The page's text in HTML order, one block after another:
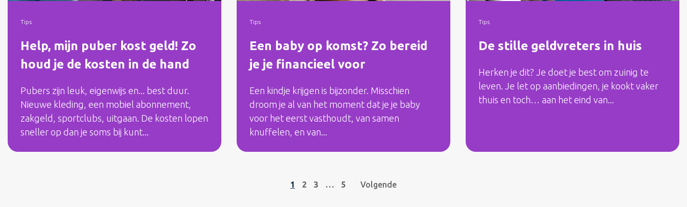
Tips
Help, mijn puber kost geld! Zo
houd je de kosten in de hand
Pubers zijn leuk, eigenwijs en... best duur.
Nieuwe kleding, een mobiel abonnement,
zakgeld, sportclubs, uitgaan. De kosten lopen
sneller op dan je soms bij kunt...
Tips
Een baby op komst? Zo bereid
je je financieel voor
Een kindje krijgen is bijzonder. Misschien
droom je al van het moment dat je je baby
voor het eerst vasthoudt, van samen
knuffelen, en van...
Tips
De stille geldvreters in huis
Herken je dit? Je doet je best om zuinig te
leven. Je let op aanbiedingen, je kookt vaker
thuis en toch… aan het eind van...
1 2 3 … 5 Volgende